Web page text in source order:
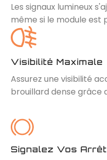
Les signaux lumineux
même si le module est
Visibilité Maximale
Assurez une visibilité
brouillard dense grâce
Signalez Vos